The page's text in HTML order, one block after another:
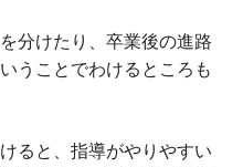
分けたり、卒業後の進路
うことでわけるところも
ると、指導がやりやすい